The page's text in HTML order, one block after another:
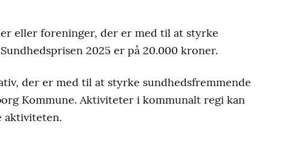
eller foreninger, der er med til at styrke
2025 er på 20.000 kroner.
der er med til at styrke sundhedsfremmende
Kommune. Aktiviteter i kommunalt regi kan
aktiviteten.